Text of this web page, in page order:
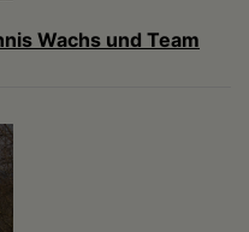
Wachs und Team